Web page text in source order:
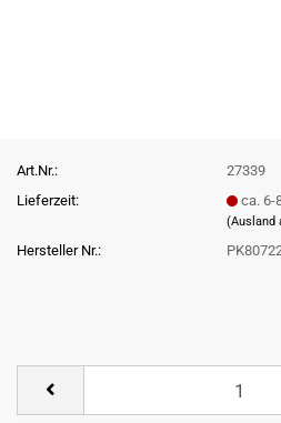
Art.Nr.:
27339
Lieferzeit:
ca. 6-
(Ausland
Hersteller Nr.: